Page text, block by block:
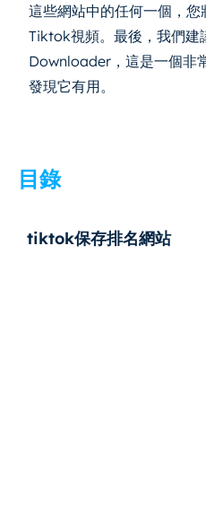
這些網站中的任何一個，
Tiktok視頻。最後，我們
Downloader，這是一個非
發現它有用。
目錄
tiktok保存排名網站